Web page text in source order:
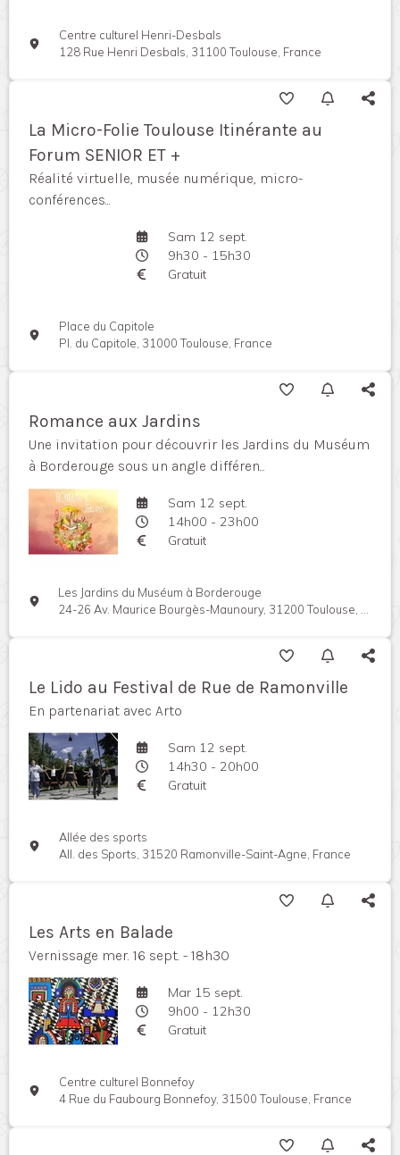
Centre culturel Henri-Desbals
128 Rue Henri Desbals, 31100 Toulouse, France
La Micro-Folie Toulouse Itinérante au
Forum SENIOR ET +
Réalité virtuelle, musée numérique, micro-
conférences...
Sam 12 sept.
9h30 - 15h30
Gratuit
Place du Capitole
Pl. du Capitole, 31000 Toulouse, France
Romance aux Jardins
Une invitation pour découvrir les Jardins du Muséum
à Borderouge sous un angle différen...
Sam 12 sept.
14h00 - 23h00
Gratuit
Les Jardins du Muséum à Borderouge
24-26 Av. Maurice Bourgès-Maunoury, 31200 Toulouse, France
Le Lido au Festival de Rue de Ramonville
En partenariat avec Arto
Sam 12 sept.
14h30 - 20h00
Gratuit
Allée des sports
All. des Sports, 31520 Ramonville-Saint-Agne, France
Les Arts en Balade
Vernissage mer. 16 sept. - 18h30
Mar 15 sept.
9h00 - 12h30
Gratuit
Centre culturel Bonnefoy
4 Rue du Faubourg Bonnefoy, 31500 Toulouse, France